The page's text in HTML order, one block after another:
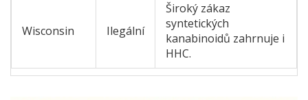
Wisconsin Ilegální
Široký zákaz
syntetických
kanabinoidů zahrnuje i
HHC.